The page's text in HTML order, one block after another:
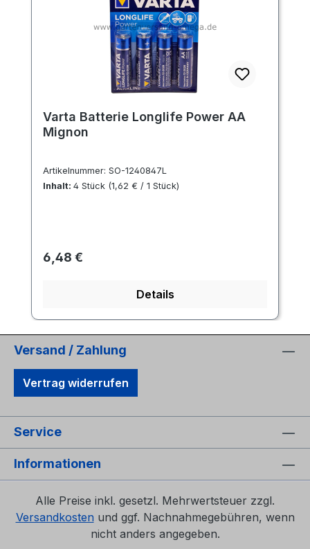
Varta Batterie Longlife Power AA
Mignon
Artikelnummer: SO-1240847L
Inhalt: 4 Stück (1,62 € / 1 Stück)
Regulärer Preis:
6,48 €
Details
Versand / Zahlung
Vertrag widerrufen
Service
Informationen
Alle Preise inkl. gesetzl. Mehrwertsteuer zzgl.
Versandkosten und ggf. Nachnahmegebühren, wenn
nicht anders angegeben.